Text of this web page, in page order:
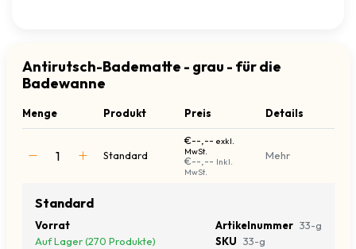
Antirutsch-Badematte - grau - für die
Badewanne
Menge Produkt Preis Details
Standard
€--,-- exkl.
MwSt.
€--,-- Inkl.
MwSt.
Mehr
Standard
Vorrat
Auf Lager (270 Produkte)
Artikelnummer 33-g
SKU 33-g